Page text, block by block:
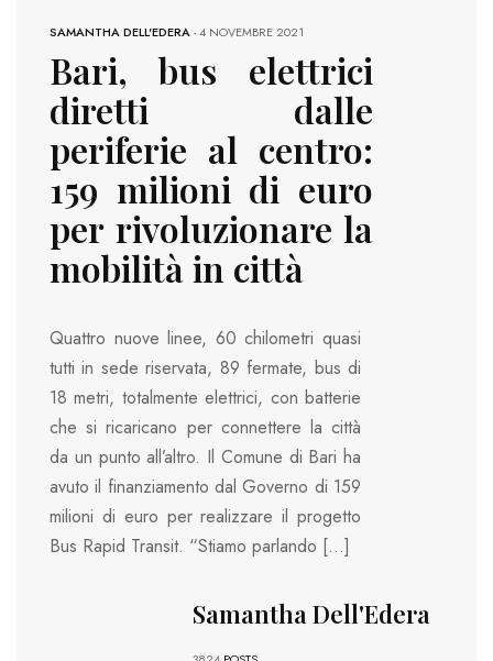
SAMANTHA DELL'EDERA-4 NOVEMBRE 2021
Bari, bus elettrici
diretti dalle
periferie al centro:
159 milioni di euro
per rivoluzionare la
mobilità in città
Quattro nuove linee, 60 chilometri quasi
tutti in sede riservata, 89 fermate, bus di
18 metri, totalmente elettrici, con batterie
che si ricaricano per connettere la città
da un punto all’altro. Il Comune di Bari ha
avuto il finanziamento dal Governo di 159
milioni di euro per realizzare il progetto
Bus Rapid Transit. “Stiamo parlando […]
Samantha Dell'Edera